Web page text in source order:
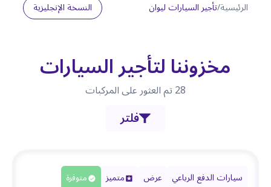
الرئيسية/تأجير السيارات ليوان النسخة الإنجليزية
مخزوننا لتأجير السيارات
28تم العثور على المركبات
فلتر
سيارات الدفع الرباعي عرض متميز متوفرة